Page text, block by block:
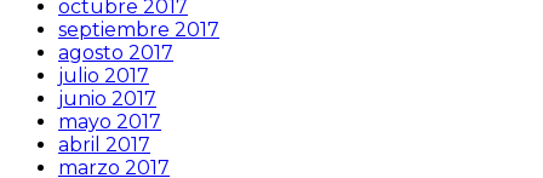
octubre 2017
septiembre 2017
agosto 2017
julio 2017
junio 2017
mayo 2017
abril 2017
marzo 2017